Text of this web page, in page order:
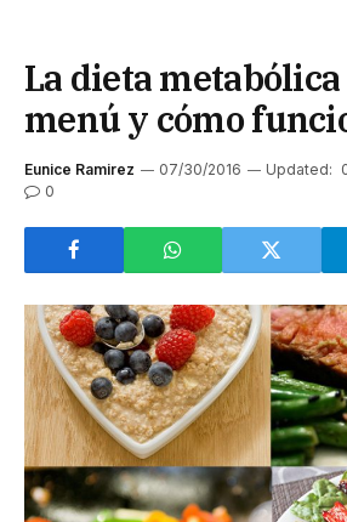
La dieta
menú y cómo
Eunice Ramirez 07/30/2016 Updated:
0